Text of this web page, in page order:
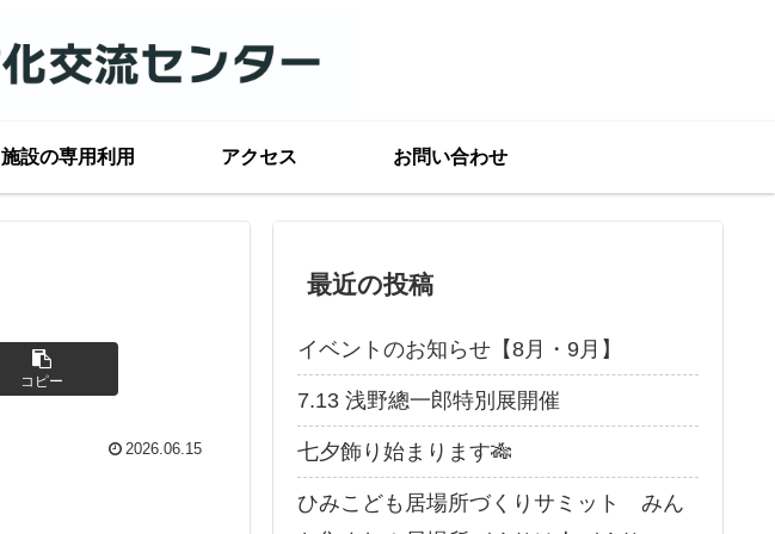
施設の専用利用 アクセス お問い合わせ
コピー
2026.06.15
最近の投稿
イベントのお知らせ【8月・9月】
7.13 浅野總一郎特別展開催
七夕飾り始まります🎋
ひみこども居場所づくりサミット みん